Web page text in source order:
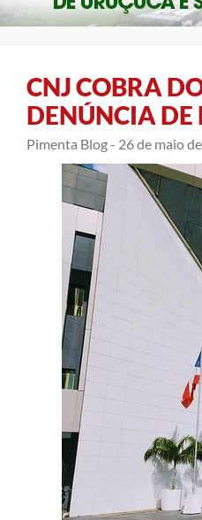
CNJ COBRA
DENÚNCIA DE
Pimenta Blog - 26 de maio